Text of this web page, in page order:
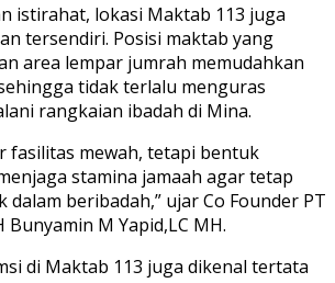
istirahat, lokasi Maktab 113 juga
tersendiri. Posisi maktab yang
area lempar jumrah memudahkan
tidak terlalu menguras
rangkaian ibadah di Mina.
fasilitas mewah, tetapi bentuk
stamina jamaah agar tetap
dalam beribadah,” ujar Co Founder PT
M Yapid,LC MH.
di Maktab 113 juga dikenal tertata